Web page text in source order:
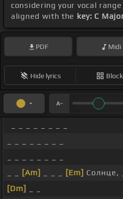
considering your vocal
aligned with the key: C
PDF Midi
Hide lyrics
[Am] [Em] Солнце,
[Dm]